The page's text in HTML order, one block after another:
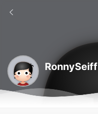
RonnySeiff